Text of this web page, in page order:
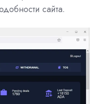
сайта.